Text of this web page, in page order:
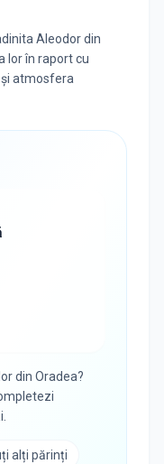
Aleodor din
lor în raport cu
atmosfera
din Oradea?
alți părinți